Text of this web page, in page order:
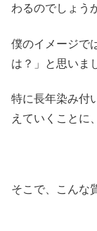
わるのでしょう
僕のイメージで
は？」と思いま
特に長年染み付
えていくことに
そこで、こんな